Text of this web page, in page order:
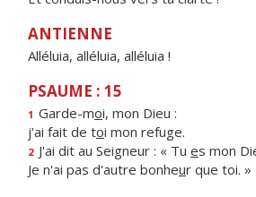
ANTIENNE
Alléluia, alléluia, alléluia !
PSAUME : 15
1 Garde-moi, mon Dieu :
j'ai fait de toi mon refuge.
2 J'ai dit au Seigneur : « Tu es mon
Je n'ai pas d'autre bonheur que toi. »